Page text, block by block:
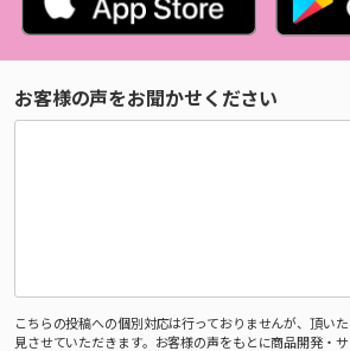
お客様の声をお聞かせください
こちらの投稿への個別対応は行っておりませんが、頂い
見させていただきます。お客様の声をもとに商品開発・